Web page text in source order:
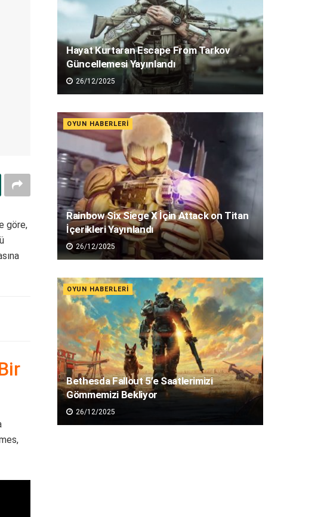
göre,
Hayat Kurtaran Escape From Tarkov
Güncellemesi Yayınlandı
26/12/2025
OYUN HABERLERI
Rainbow Six Siege X İçin Attack on Titan
İçerikleri Yayınlandı
26/12/2025
OYUN HABERLERI
Bethesda Fallout 5’e Saatlerimizi
Gömmemizi Bekliyor
26/12/2025